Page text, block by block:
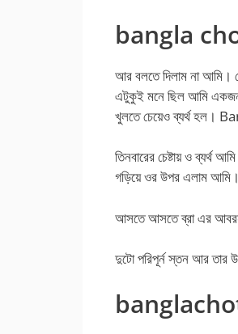
bangla
আর বলতে দিলাম না আমি।
এটুকুই মনে ছিল আমি
খুলতে চেয়েও ব্যর্থ হল।
তিনবারের চেষ্টায় ও
গড়িয়ে ওর উপর এলাম আমি।
আসতে আসতে ব্রা এর আবরন
দুটো পরিপূর্ন স্তন আর তার